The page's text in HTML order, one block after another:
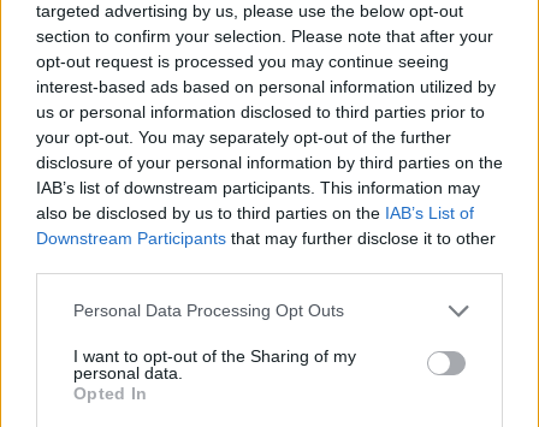
targeted advertising by us, please use the below opt-out
section to confirm your selection. Please note that after your
opt-out request is processed you may continue seeing
interest-based ads based on personal information utilized by
us or personal information disclosed to third parties prior to
your opt-out. You may separately opt-out of the further
disclosure of your personal information by third parties on the
IAB’s list of downstream participants. This information may
also be disclosed by us to third parties on the IAB’s List of
Downstream Participants that may further disclose it to other
Personal Data Processing Opt Outs
I want to opt-out of the Sharing of my
personal data.
Opted In
C
A E
R
C
E R
A
S
E T
A
C
A S
E
E
R E
S
E
R A
S
A
R C
E
C R
E
A
S T